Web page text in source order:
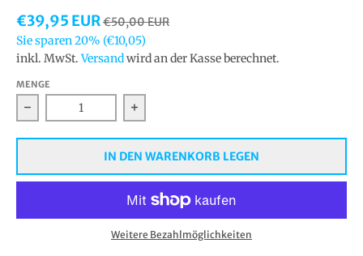
€39,95 EUR€50,00 EUR
Sie sparen 20% (€10,05)
inkl. MwSt.Versandwird an der Kasse berechnet.
MENGE
Verringern Sie die Menge für Skechers Sonnenbrille
Erhöhen Sie die Menge für Skechers
IN DEN WARENKORB LEGEN
Weitere Bezahlmöglichkeiten